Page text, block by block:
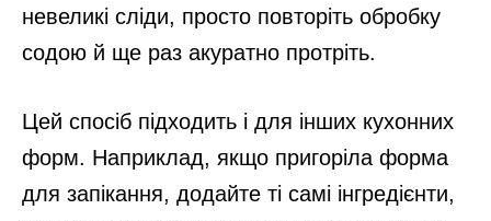
невеликі сліди, просто повторіть обробку
содою й ще раз акуратно протріть.
Цей спосіб підходить і для інших кухонних
форм. Наприклад, якщо пригоріла форма
для запікання, додайте ті самі інгредієнти,